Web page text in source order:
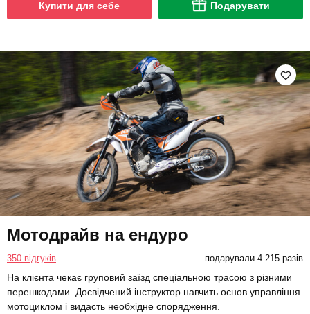
Купити для себе Подарувати
Мотодрайв на ендуро
350 відгуків подарували 4 215 разів
На клієнта чекає груповий заїзд спеціальною трасою з різними
перешкодами. Досвідчений інструктор навчить основ управління
мотоциклом і видасть необхідне спорядження.